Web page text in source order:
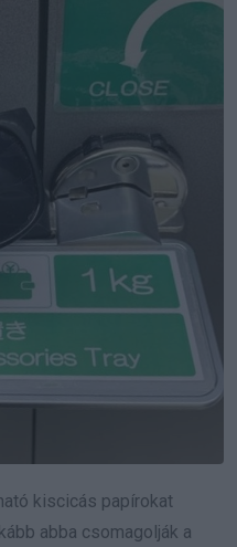
kiscicás papírokat
abba csomagolják a